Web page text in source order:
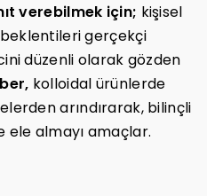
verebilmek için; kişisel
gerçekçi
düzenli olarak gözden
kolloidal ürünlerde
arındırarak, bilinçli
almayı amaçlar.